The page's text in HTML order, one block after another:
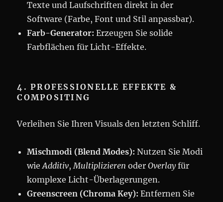
Texte und Laufschriften direkt in der
Software (Farbe, Font und Stil anpassbar).
Farb-Generator: Erzeugen Sie solide
Farbflächen für Licht-Effekte.
4. PROFESSIONELLE EFFEKTE &
COMPOSITING
Verleihen Sie Ihren Visuals den letzten Schliff.
Mischmodi (Blend Modes): Nutzen Sie Modi
wieAdditiv,Multiplizieren oderOverlayfür
komplexe Licht-Überlagerungen.
Greenscreen (Chroma Key): Entfernen Sie